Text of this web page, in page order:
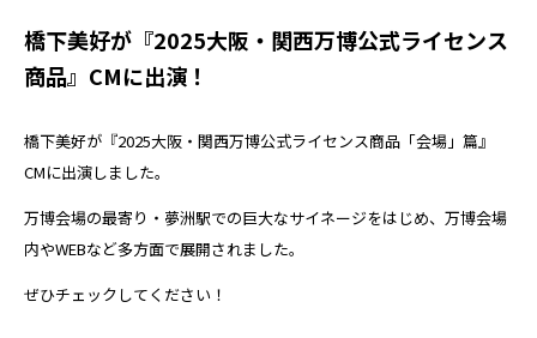
橋下美好が『2025大阪・関西万博公式ライセンス
商品』CMに出演！
橋下美好が『2025大阪・関西万博公式ライセンス商品「会場」篇』
CMに出演しました。
万博会場の最寄り・夢洲駅での巨大なサイネージをはじめ、万博会場
内やWEBなど多方面で展開されました。
ぜひチェックしてください！